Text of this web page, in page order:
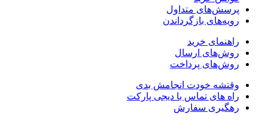
پرسش‌های متداول
رویه‌های بازگرداندن
راهنمای خرید
روش‌های ارسال
روش‌های پرداخت
وقتشه خودت انجامش بدی
راه های تماس با دیجی پارکت
رهگیری سفارش